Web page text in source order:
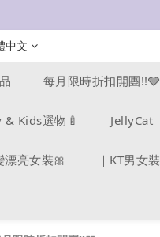
中文
每月限時折扣開團!!🩶
& Kids選物🍼 JellyCat
漂亮女裝🎀 ｜KT男女裝